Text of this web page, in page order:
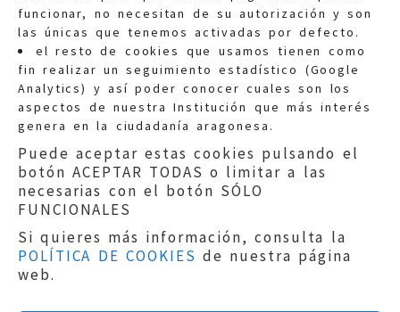
funcionar, no necesitan de su autorización y son
las únicas que tenemos activadas por defecto.
el resto de cookies que usamos tienen como
fin realizar un seguimiento estadístico (Google
Analytics) y así poder conocer cuales son los
aspectos de nuestra Institución que más interés
genera en la ciudadanía aragonesa.
Puede aceptar estas cookies pulsando el
botón ACEPTAR TODAS o limitar a las
necesarias con el botón SÓLO
FUNCIONALES
Si quieres más información, consulta la
POLÍTICA DE COOKIES de nuestra página
web.
Quejas:quejas@eljusticiadearagon.es
Información general:
informacion@eljusticiadearagon.es
Teléfonos:900 210 210/
Aviso legal|Política de privacidad|
Protección de Datos